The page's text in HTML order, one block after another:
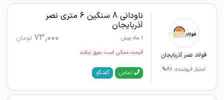
فولاد نصر آذربایجان
امتیاز فروشنده: 81%
ناودانی 8 سنگین 6 متری نصر
آذربایجان
1 ماه پیش 73,000 تومان
قیمت ممکن است به‌روز نباشد
تماس گفتگو